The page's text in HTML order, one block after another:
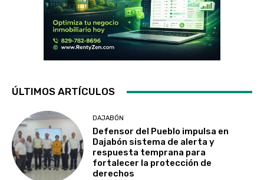
ÚLTIMOS ARTÍCULOS
DAJABÓN
Defensor del Pueblo impulsa en
Dajabón sistema de alerta y
respuesta temprana para
fortalecer la protección de
derechos